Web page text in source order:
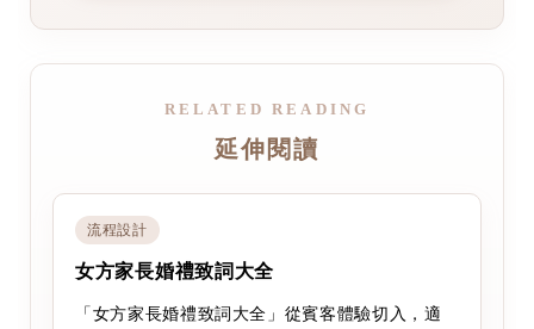
RELATED READING
延伸閱讀
流程設計
女方家長婚禮致詞大全
「女方家長婚禮致詞大全」從賓客體驗切入，適